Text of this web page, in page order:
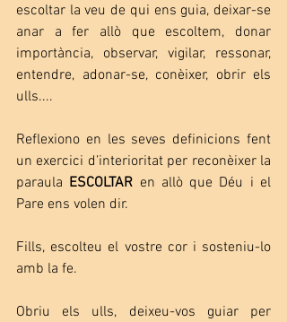
escoltar la veu de qui ens guia, deixar-se
anar a fer allò que escoltem, donar
importància, observar, vigilar, ressonar,
entendre, adonar-se, conèixer, obrir els
ulls....
Reflexiono en les seves definicions fent
un exercici d’interioritat per reconèixer la
paraula ESCOLTAR en allò que Déu i el
Pare ens volen dir.
Fills, escolteu el vostre cor i sosteniu-lo
amb la fe.
Obriu els ulls, deixeu-vos guiar per